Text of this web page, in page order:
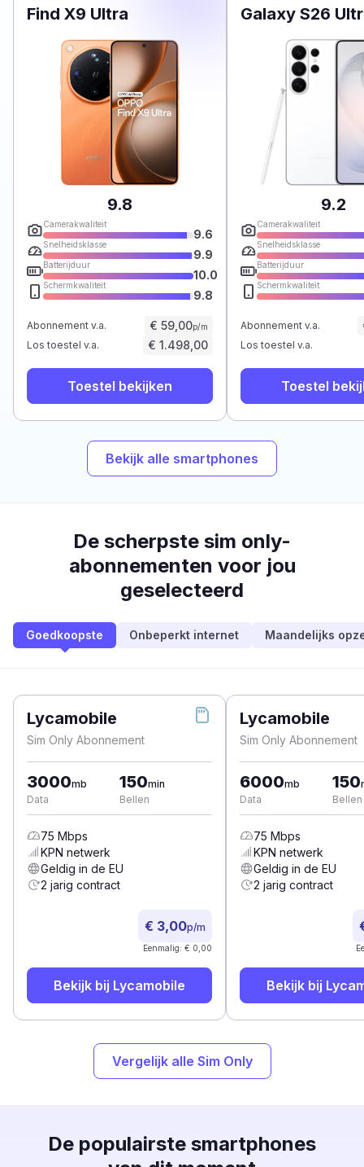
Find X9 Ultra
9.8
Camerakwaliteit
9.6
Snelheidsklasse
9.9
Batterijduur
10.0
Schermkwaliteit
9.8
Abonnement v.a. € 59,00p/m
Los toestel v.a. € 1.498,00
Toestel bekijken
Galaxy S26
9.2
Camerakwaliteit
Snelheidsklasse
Batterijduur
Schermkwaliteit
Abonnement v.a.
Los toestel v.a.
Toestel
Bekijk alle smartphones
De scherpste sim only-
abonnementen voor jou
geselecteerd
Goedkoopste Onbeperkt internet Maandelijks
Lycamobile
Sim Only Abonnement
3000mb
Data
150min
Bellen
75 Mbps
KPN netwerk
Geldig in de EU
2 jarig contract
€ 3,00p/m
Eenmalig: € 0,00
Bekijk bij Lycamobile
Lycamobile
Sim Only Abonnement
6000mb
Data
150
Bellen
75 Mbps
KPN netwerk
Geldig in de EU
2 jarig contract
Bekijk bij
Vergelijk alle Sim Only
De populairste smartphones